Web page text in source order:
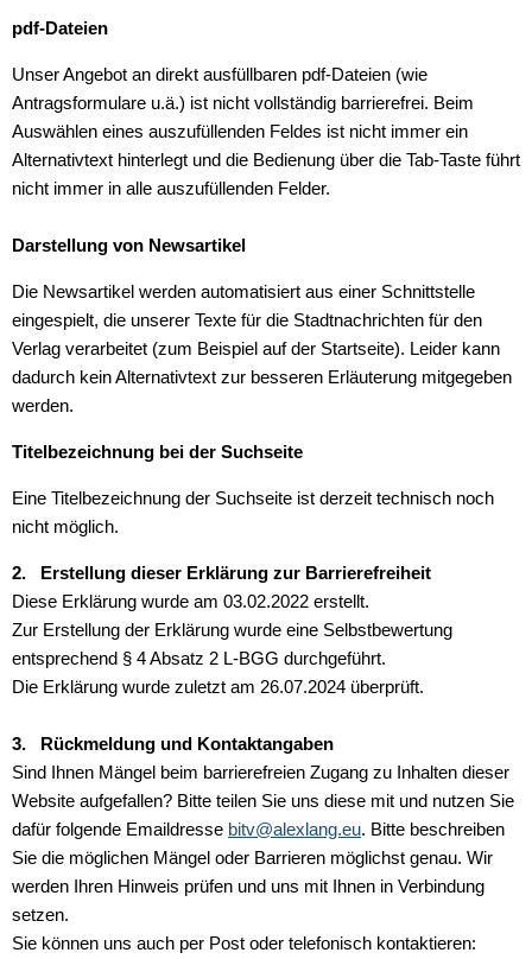
pdf-Dateien
Unser Angebot an direkt ausfüllbaren pdf-Dateien (wie
Antragsformulare u.ä.) ist nicht vollständig barrierefrei. Beim
Auswählen eines auszufüllenden Feldes ist nicht immer ein
Alternativtext hinterlegt und die Bedienung über die Tab-Taste führt
nicht immer in alle auszufüllenden Felder.
Darstellung von Newsartikel
Die Newsartikel werden automatisiert aus einer Schnittstelle
eingespielt, die unserer Texte für die Stadtnachrichten für den
Verlag verarbeitet (zum Beispiel auf der Startseite). Leider kann
dadurch kein Alternativtext zur besseren Erläuterung mitgegeben
werden.
Titelbezeichnung bei der Suchseite
Eine Titelbezeichnung der Suchseite ist derzeit technisch noch
nicht möglich.
2. Erstellung dieser Erklärung zur Barrierefreiheit
Diese Erklärung wurde am 03.02.2022 erstellt.
Zur Erstellung der Erklärung wurde eine Selbstbewertung
entsprechend § 4 Absatz 2 L-BGG durchgeführt.
Die Erklärung wurde zuletzt am 26.07.2024 überprüft.
3. Rückmeldung und Kontaktangaben
Sind Ihnen Mängel beim barrierefreien Zugang zu Inhalten dieser
Website aufgefallen? Bitte teilen Sie uns diese mit und nutzen Sie
dafür folgende Emaildresse bitv@alexlang.eu. Bitte beschreiben
Sie die möglichen Mängel oder Barrieren möglichst genau. Wir
werden Ihren Hinweis prüfen und uns mit Ihnen in Verbindung
setzen.
Sie können uns auch per Post oder telefonisch kontaktieren: